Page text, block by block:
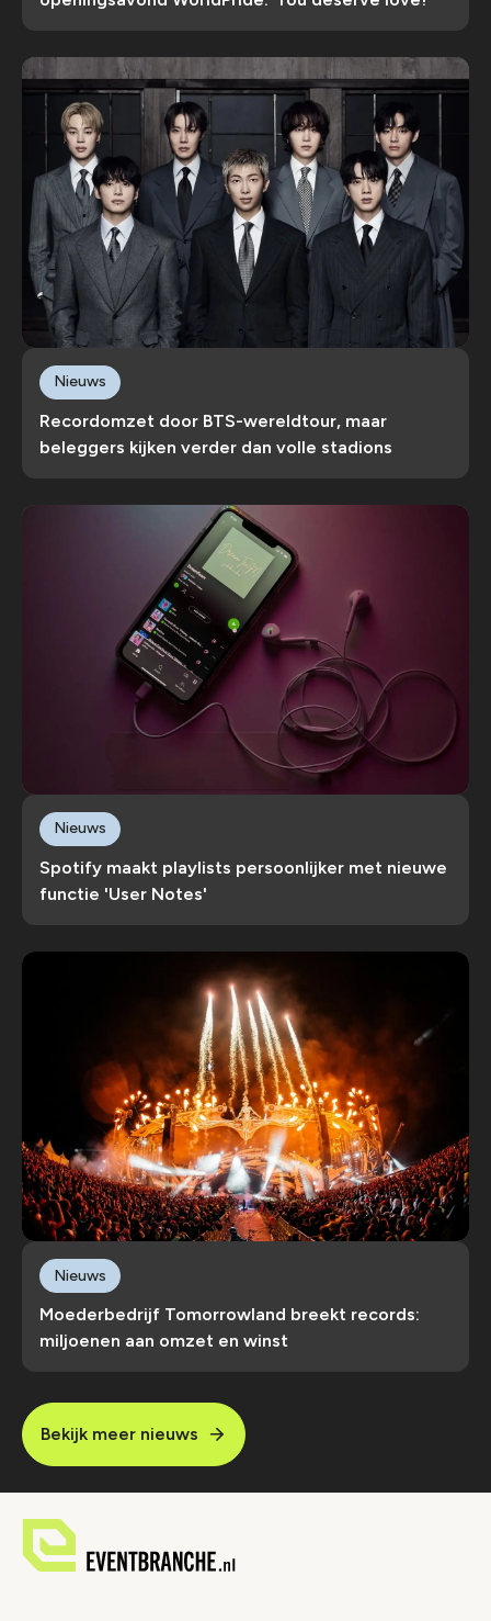
Recordomzet door BTS-wereldtour, maar
beleggers kijken verder dan volle stadions
Nieuws
Spotify maakt playlists persoonlijker met nieuwe
functie 'User Notes'
Nieuws
Moederbedrijf Tomorrowland breekt records:
miljoenen aan omzet en winst
Nieuws
Bekijk meer nieuws